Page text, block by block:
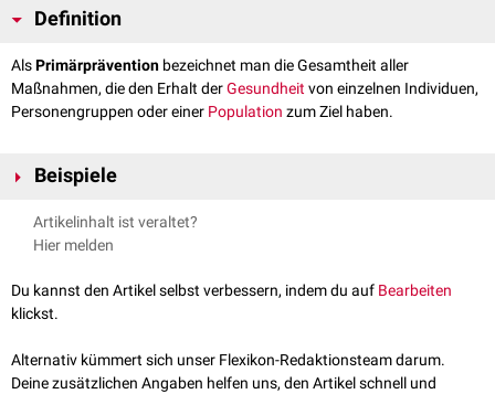
Definition
AlsPrimärprävention bezeichnet man die Gesamtheit aller
Maßnahmen, die den Erhalt derGesundheitvon einzelnen Individuen,
Personengruppen oder einer Population zum Ziel haben.
Beispiele
Typische Inhalte der primären Prävention sind die Aufklärung über
gesundheitlich beeinträchtigende
noch bevor Risikofaktoren oder die Erkrankung selbst bestehen.
Im Bezug auf kardiovaskuläre Erkrankungen bezeichnet
kardiovaskulären Erkrankung (z.B.KHK,Herzinfarkt) unternommen
werden (z.B. Werbung für mehr Bewegung) - im Gegensatz zur
Artikelinhalt ist veraltet?
Hier melden
Du kannst den Artikel selbst verbessern, indem du auf Bearbeiten
klickst.
Alternativ kümmert sich unser Flexikon-Redaktionsteam darum.
Deine zusätzlichen Angaben helfen uns, den Artikel schnell und